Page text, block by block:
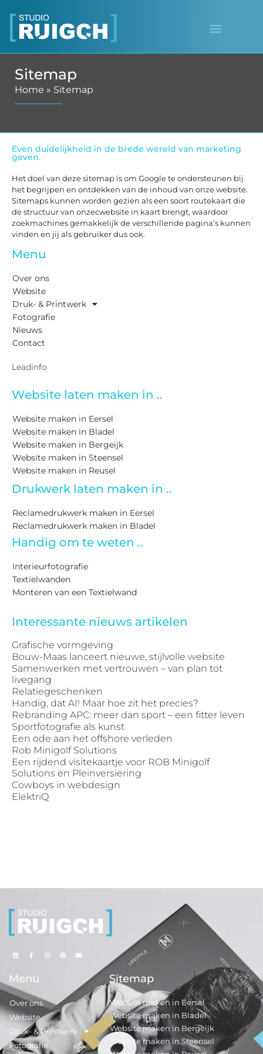
Sitemap
Home » Sitemap
Even duidelijkheid in de brede wereld van marketing
geven.
Het doel van deze sitemap is om Google te ondersteunen bij
het begrijpen en ontdekken van de inhoud van onze website.
Sitemaps kunnen worden gezien als een soort routekaart die
de structuur van onzecwebsite in kaart brengt, waardoor
zoekmachines gemakkelijk de verschillende pagina’s kunnen
vinden en jij als gebruiker dus ook.
Menu
Over ons
Website
Druk- & Printwerk
Fotografie
Nieuws
Contact
Leadinfo
Website laten maken in ..
Website maken in Eersel
Website maken in Bladel
Website maken in Bergeijk
Website maken in Steensel
Website maken in Reusel
Drukwerk laten maken in ..
Reclamedrukwerk maken in Eersel
Reclamedrukwerk maken in Bladel
Handig om te weten ..
Interieurfotografie
Textielwanden
Monteren van een Textielwand
Interessante nieuws artikelen
Grafische vormgeving
Bouw-Maas lanceert nieuwe, stijlvolle website
Samenwerken met vertrouwen – van plan tot
livegang
Relatiegeschenken
Handig, dat AI! Maar hoe zit het precies?
Rebranding APC: meer dan sport – een fitter leven
Sportfotografie als kunst
Een ode aan het offshore verleden
Rob Minigolf Solutions
Een rijdend visitekaartje voor ROB Minigolf
Solutions en Pleinversiering
Cowboys in webdesign
ElektriQ
Menu
Over ons
Website
Druk- & Printwerk
Fotografie
Sitemap
Website maken in Eersel
Website maken in Bladel
Website maken in Bergeijk
Website maken in Steensel